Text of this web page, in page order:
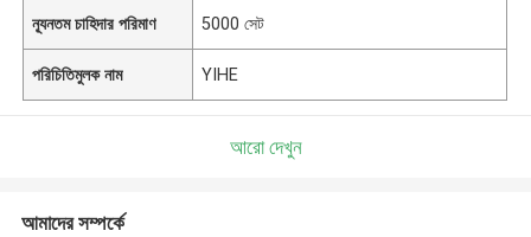
ন্যূনতম চাহিদার পরিমাণ 5000 সেট
পরিচিতিমুলক নাম YIHE
আরো দেখুন
আমাদের সম্পর্কে